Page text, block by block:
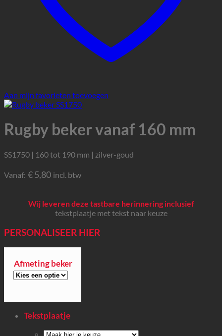
Aan mijn favorieten toevoegen
Rugby beker vanaf 160 mm
SS1750 | 160 tot 190 mm | zilver-goud
Vanaf: €5,80 incl. btw
Wij leveren deze tastbare herinnering inclusief
tekstplaatje met tekst naar keuze
PERSONALISEER HIER
Afmeting beker
Tekstplaatje